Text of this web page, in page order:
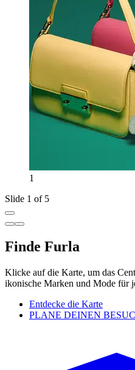
1
Slide 1 of 5
Finde Furla
Klicke auf die Karte, um das
ikonische Marken und Mode für
Entdecke die Karte
PLANE DEINEN